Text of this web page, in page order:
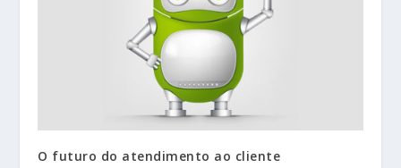
O futuro do atendimento ao cliente